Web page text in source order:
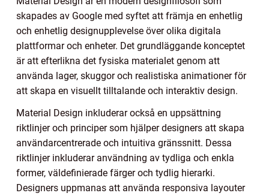
skapades av Google med syftet att främja en enhetlig
och enhetlig designupplevelse över olika digitala
plattformar och enheter. Det grundläggande konceptet
är att efterlikna det fysiska materialet genom att
använda lager, skuggor och realistiska animationer för
att skapa en visuellt tilltalande och interaktiv design.
Material Design inkluderar också en uppsättning
riktlinjer och principer som hjälper designers att skapa
användarcentrerade och intuitiva gränssnitt. Dessa
riktlinjer inkluderar användning av tydliga och enkla
former, väldefinierade färger och tydlig hierarki.
Designers uppmanas att använda responsiva layouter